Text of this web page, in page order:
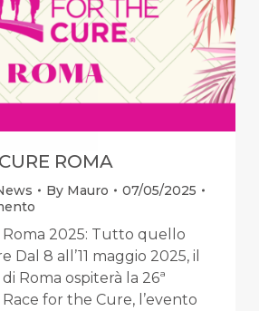
ROMA
By Mauro
07/05/2025
Roma 2025: Tutto quello
Dal 8 all’11 maggio 2025, il
Roma ospiterà la 26ª
for the Cure, l’evento